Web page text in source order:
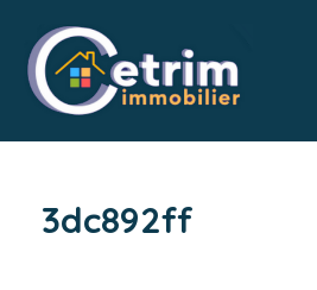
3dc892ff